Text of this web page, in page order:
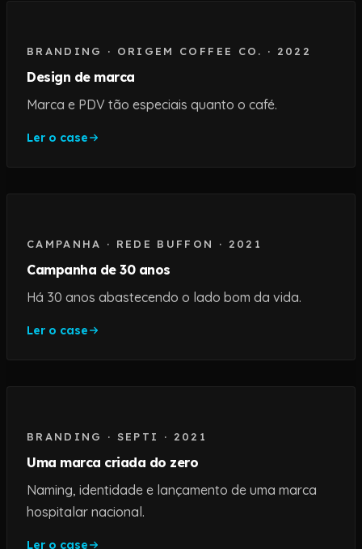
BRANDING · ORIGEM COFFEE CO. · 2022
Design de marca
Marca e PDV tão especiais quanto o café.
Ler o case
CAMPANHA · REDE BUFFON · 2021
Campanha de 30 anos
Há 30 anos abastecendo o lado bom da vida.
Ler o case
BRANDING · SEPTI · 2021
Uma marca criada do zero
Naming, identidade e lançamento de uma marca
hospitalar nacional.
Ler o case